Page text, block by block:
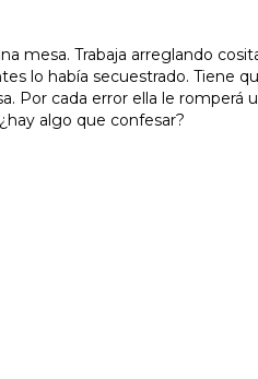
mesa. Trabaja arreglando
lo había secuestrado. Tiene
Por cada error ella le romperá
algo que confesar?